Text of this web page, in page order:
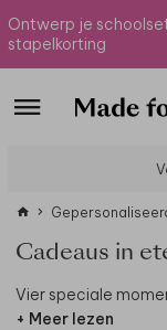
Ontwerp je
stapelkorting
Cadeaus in
Vier speciale
+ Meer lezen